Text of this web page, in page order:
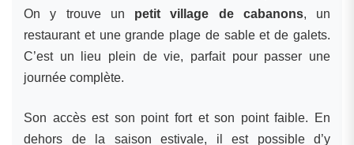
On y trouve un petit village de cabanons, un
restaurant et une grande plage de sable et de galets.
C’est un lieu plein de vie, parfait pour passer une
journée complète.
Son accès est son point fort et son point faible. En
dehors de la saison estivale, il est possible d’y